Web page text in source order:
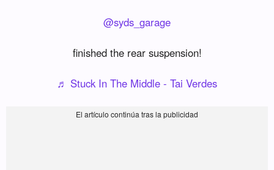
@syds_garage
finished the rear suspension!
♬ Stuck In The Middle - Tai Verdes